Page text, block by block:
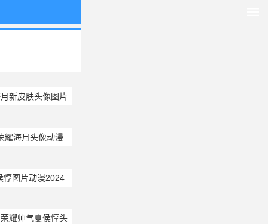
新皮肤头像图片
耀海月头像动漫
惇图片动漫2024
耀帅气夏侯惇头